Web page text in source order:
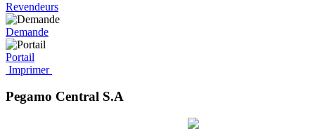
Revendeurs
Demande
Portail
Imprimer
Pegamo Central S.A